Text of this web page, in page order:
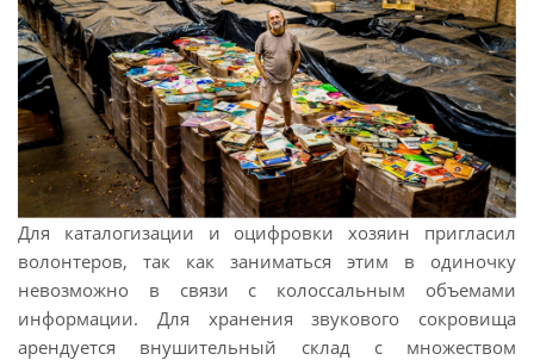
Для каталогизации и оцифровки хозяин пригласил
волонтеров, так как заниматься этим в одиночку
невозможно в связи с колоссальным объемами
информации. Для хранения звукового сокровища
арендуется внушительный склад с множеством